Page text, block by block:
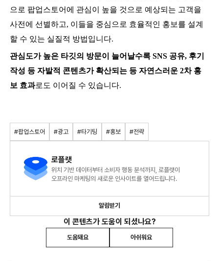
으로 팝업스토어에 관심이 높을 것으로 예상되는 고객을
사전에 선별하고, 이들을 중심으로 효율적인 홍보를 설계
할 수 있는 실질적 방법입니다.
관심도가 높은 타깃의 방문이 늘어날수록 SNS 공유, 후기
작성 등 자발적 콘텐츠가 확산되는 등 자연스러운 2차 홍
보 효과로도 이어질 수 있습니다.
#팝업스토어 #광고 #타기팅 #홍보 #전략
로플랫
위치 기반 데이터부터 소비자 행동 분석까지, 로플랫이
오프라인 마케팅의 새로운 인사이트를 열어드립니다.
알림받기
이 콘텐츠가 도움이 되셨나요?
도움돼요 아쉬워요